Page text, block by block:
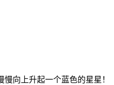
向上升起一个蓝色的星星！